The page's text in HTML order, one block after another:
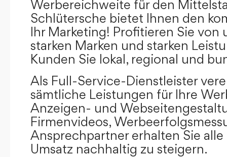
Werbereichweite für den
Schlütersche bietet Ihnen den
Ihr Marketing! Profitieren Sie von
starken Marken und starken
Kunden Sie lokal, regional und
Als Full-Service-Dienstleister
sämtliche Leistungen für Ihre
Anzeigen- und
Firmenvideos,
Ansprechpartner erhalten Sie
Umsatz nachhaltig zu steigern.